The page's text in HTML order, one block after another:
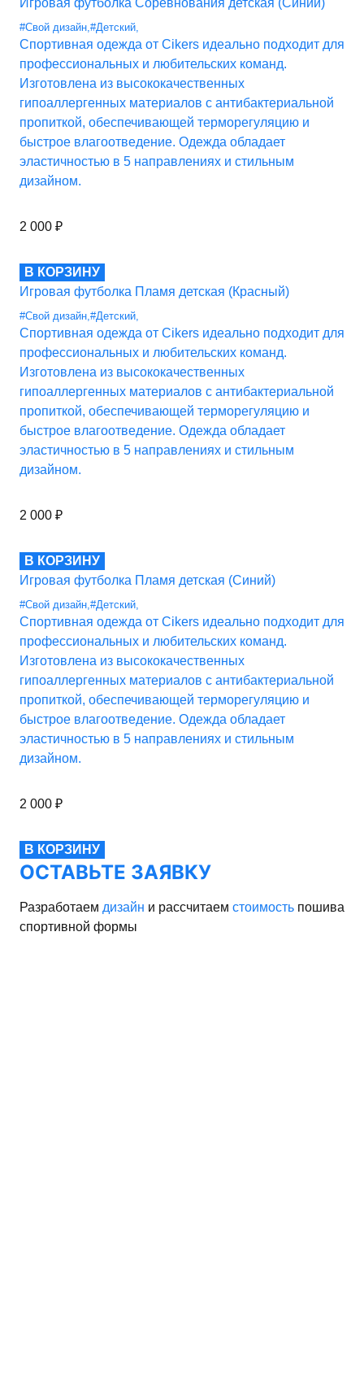
Игровая футболка Соревнования детская (Синий)
#Свой дизайн,#Детский,
Спортивная одежда от Cikers идеально подходит для
профессиональных и любительских команд.
Изготовлена из высококачественных
гипоаллергенных материалов с антибактериальной
пропиткой, обеспечивающей терморегуляцию и
быстрое влагоотведение. Одежда обладает
эластичностью в 5 направлениях и стильным
дизайном.
2 000 ₽
В КОРЗИНУ
Игровая футболка Пламя детская (Красный)
#Свой дизайн,#Детский,
Спортивная одежда от Cikers идеально подходит для
профессиональных и любительских команд.
Изготовлена из высококачественных
гипоаллергенных материалов с антибактериальной
пропиткой, обеспечивающей терморегуляцию и
быстрое влагоотведение. Одежда обладает
эластичностью в 5 направлениях и стильным
дизайном.
2 000 ₽
В КОРЗИНУ
Игровая футболка Пламя детская (Синий)
#Свой дизайн,#Детский,
Спортивная одежда от Cikers идеально подходит для
профессиональных и любительских команд.
Изготовлена из высококачественных
гипоаллергенных материалов с антибактериальной
пропиткой, обеспечивающей терморегуляцию и
быстрое влагоотведение. Одежда обладает
эластичностью в 5 направлениях и стильным
дизайном.
2 000 ₽
В КОРЗИНУ
ОСТАВЬТЕ ЗАЯВКУ
Разработаем дизайн и рассчитаем стоимость пошива
спортивной формы